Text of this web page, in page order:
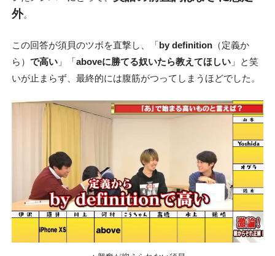
外。
この回答が須貝のツボを直撃し、「by definition（定義か
ら） で高い」「aboveに勝てる奴いたら教えてほしい」と笑
いが止まらず、最終的には腹筋がつってしまうほどでした。